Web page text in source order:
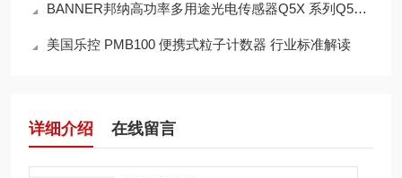
BANNER邦纳高功率多用途光电传感器Q5X 系列Q5XKLAF10000-Q8注意事项
美国乐控 PMB100 便携式粒子计数器 行业标准解读
详细介绍 在线留言